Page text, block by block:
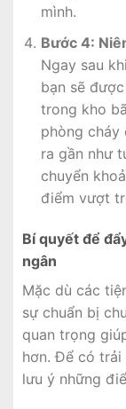
mình.
Bước 4:
Ngay sau
bạn sẽ
trong kho
phòng cháy
ra gần như
chuyển
điểm vượt
Bí quyết để
ngân
Mặc dù các
sự chuẩn bị
quan trọng
hơn. Để có trải
lưu ý những